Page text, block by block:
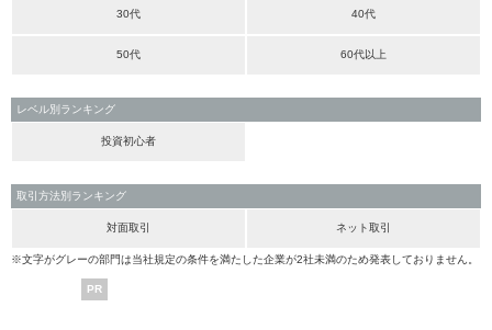
30代 40代
50代 60代以上
レベル別ランキング
投資初心者
取引方法別ランキング
対面取引 ネット取引
※文字がグレーの部門は当社規定の条件を満たした企業が2社未満のため発表しておりません。
PR